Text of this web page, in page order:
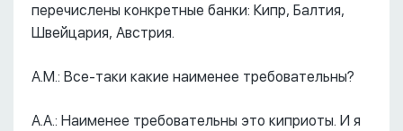
перечислены конкретные банки: Кипр, Балтия,
Швейцария, Австрия.
А.М.: Все-таки какие наименее требовательны?
А.А.: Наименее требовательны это киприоты. И я